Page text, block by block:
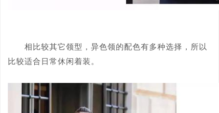
相比较其它领型，异色领的配色有多种选择，所以
比较适合日常休闲着装。